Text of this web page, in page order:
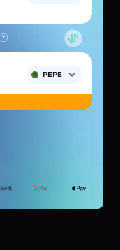
PEPE